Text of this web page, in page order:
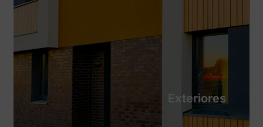
Exteriores